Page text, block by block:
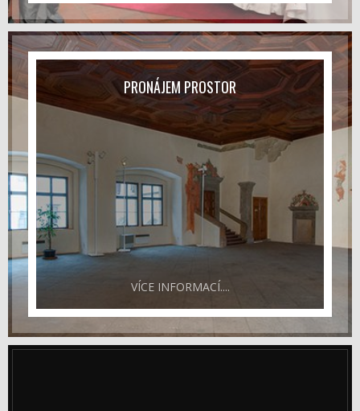
PRONÁJEM PROSTOR
VÍCE INFORMACÍ....